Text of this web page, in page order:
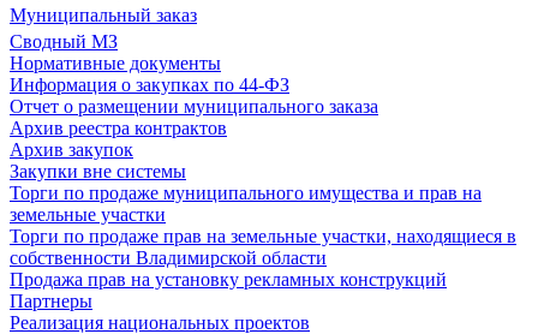
Муниципальный заказ
Сводный МЗ
Нормативные документы
Информация о закупках по 44-ФЗ
Отчет о размещении муниципального заказа
Архив реестра контрактов
Архив закупок
Закупки вне системы
Торги по продаже муниципального имущества и прав на
земельные участки
Торги по продаже прав на земельные участки, находящиеся в
собственности Владимирской области
Продажа прав на установку рекламных конструкций
Партнеры
Реализация национальных проектов